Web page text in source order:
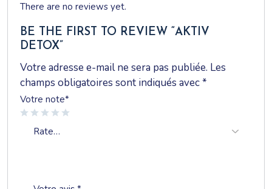
There are no reviews yet.
BE THE FIRST TO REVIEW “AKTIV
DETOX”
Votre adresse e-mail ne sera pas publiée. Les
champs obligatoires sont indiqués avec*
Votre note*